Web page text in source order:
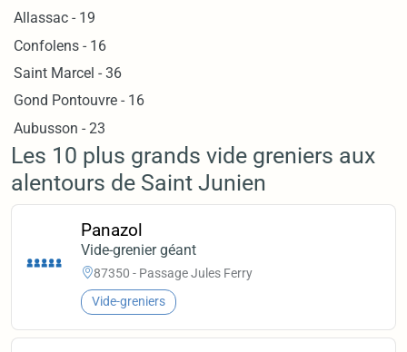
Allassac - 19
Confolens - 16
Saint Marcel - 36
Gond Pontouvre - 16
Aubusson - 23
Les 10 plus grands vide greniers aux
alentours de Saint Junien
Panazol
Vide-grenier géant
87350 - Passage Jules Ferry
Vide-greniers